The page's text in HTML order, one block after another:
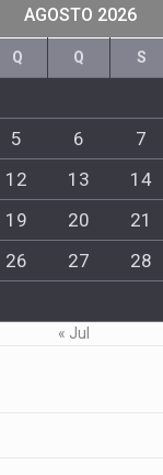
AGOSTO 2026
Q Q S
5 6 7
12 13 14
19 20 21
26 27 28
« Jul